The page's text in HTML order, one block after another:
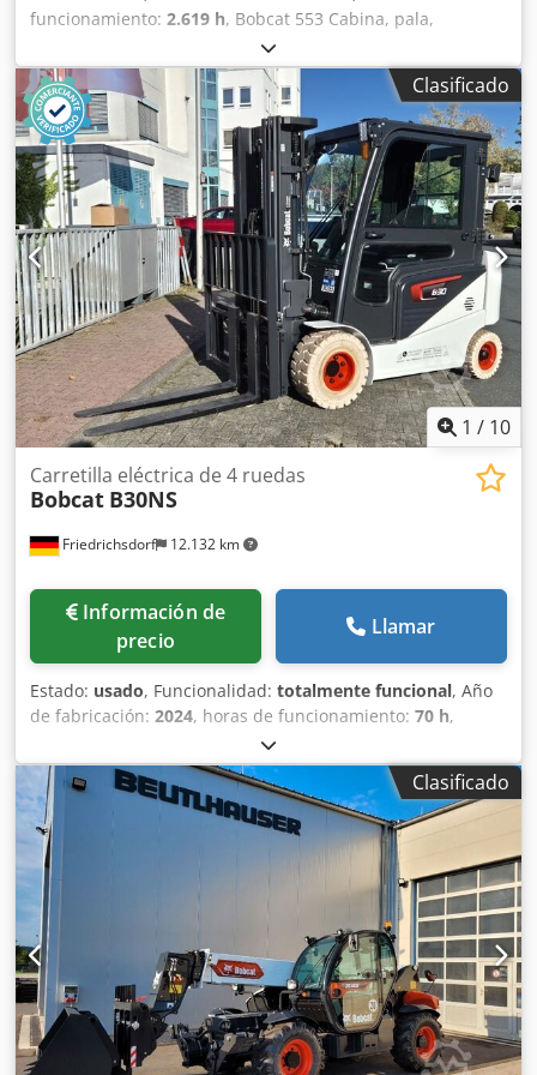
funcionamiento: 2.619 h, Bobcat 553 Cabina, pala,
horquilla para paletas. Chedpjzng Tkefx Algea
Clasificado
1 / 10
Friedrichsdorf 12.132 km
Carretilla eléctrica de 4 ruedas
Bobcat B30NS
Información de
precio
Llamar
Estado: usado, Funcionalidad: totalmente funcional, Año
de fabricación: 2024, horas de funcionamiento: 70 h,
3.000 kg, altura de elevación:
mm, ascensor libre:1.475 mm, tipo de combustible:
eléctrico
, tipo de mástil: triple, altura de construcción:
2.145 mm
, potencia:16 kW (21,75 CV), anchura del
portahorquillas:
, longitud de la horquilla:
mm
, longitud total: 2.520 mm,
tipo de accionamiento:
, ancho de construcción:
1.244 mm
, Apilador eléctrico de 4 ruedas Centro de
gravedad de la carga: 500 Ancho de las horquillas: 122 mm
Grosor de las horquillas: 45 mm Clase ISO: Clase ISO 3 =
2.500 - 4.999 kg Tipo de mástil: Tríplex Clase de velocidad:
15 Estado: Como nuevo Estado técnico: Muy bueno
Neumáticos delanteros, tipo: Superelástico Neumáticos
delanteros, tamaño: 23x10-12 Neumáticos delanteros,
Clasificado